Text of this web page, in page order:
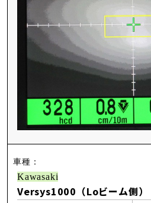
Kawasaki
Versys1000（Loビーム側）